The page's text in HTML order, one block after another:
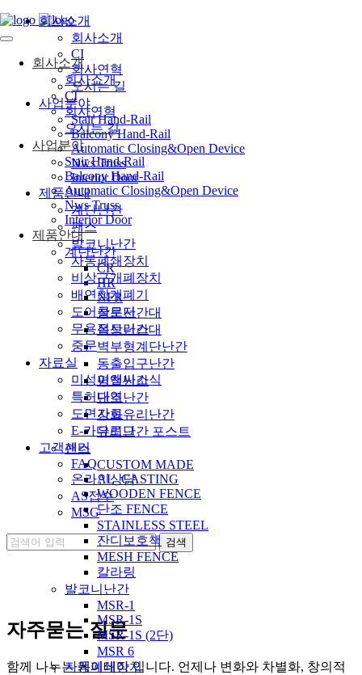
회사소개
회사소개
CI
회사연혁
오시는 길
사업분야
Stair Hand-Rail
Balcony Hand-Rail
Automatic Closing&Open Device
Nws Truss
Interior Door
제품안내
계단난간
CR
HR
NFR
창문난간대
옥상난간대
벽부형계단난간
동출입구난간
평철난간
단조난간
강화유리난간
유리난간 포스트
팬스
CUSTOM MADE
AL_CASTING
WOODEN FENCE
단조 FENCE
STAINLESS STEEL
잔디보호책
MESH FENCE
칼라링
발코니난간
MSR-1
MSR-1S
MSR-1S (2단)
MSR 6
자동폐쇄장치
회사소개
회사소개
CI
회사연혁
오시는 길
사업분야
Stair Hand-Rail
Balcony Hand-Rail
Automatic Closing&Open Device
Nws Truss
Interior Door
제품안내
계단난간
팬스
발코니난간
자동폐쇄장치
비상구개폐장치
배연창개폐기
도어클로저
무용접트러스
중문
자료실
미성이앤씨소식
특허내역
도면자료
E-카다로그
고객센터
FAQ
온라인상담
AS접수
MSG
자주묻는 질문
함께 나누는 케이테마 입니다. 언제나 변화와 차별화, 창의적